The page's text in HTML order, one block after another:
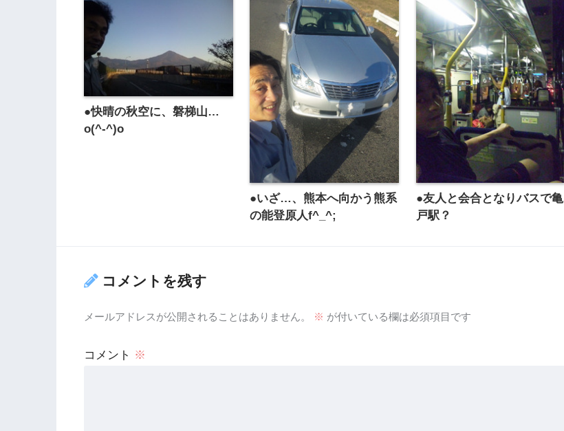
●快晴の秋空に、磐梯山…
o(^-^)o
●いざ…、熊本へ向かう熊系
の能登原人f^_^;
●友人と会合となりバスで亀
戸駅？
コメントを残す
メールアドレスが公開されることはありません。 ※ が付いている欄は必須項目です
コメント ※